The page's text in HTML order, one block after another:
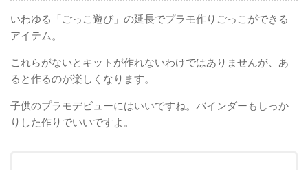
いわゆる「ごっこ遊び」の延長でプラモ作りごっこができる
アイテム。
これらがないとキットが作れないわけではありませんが、あ
ると作るのが楽しくなります。
子供のプラモデビューにはいいですね。バインダーもしっか
りした作りでいいですよ。